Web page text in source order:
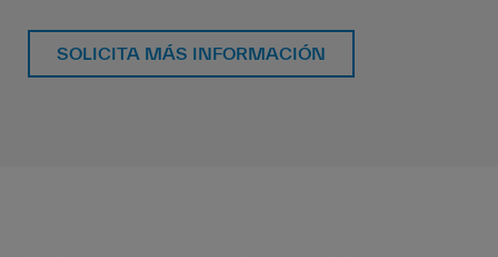
SOLICITA MÁS INFORMACIÓN